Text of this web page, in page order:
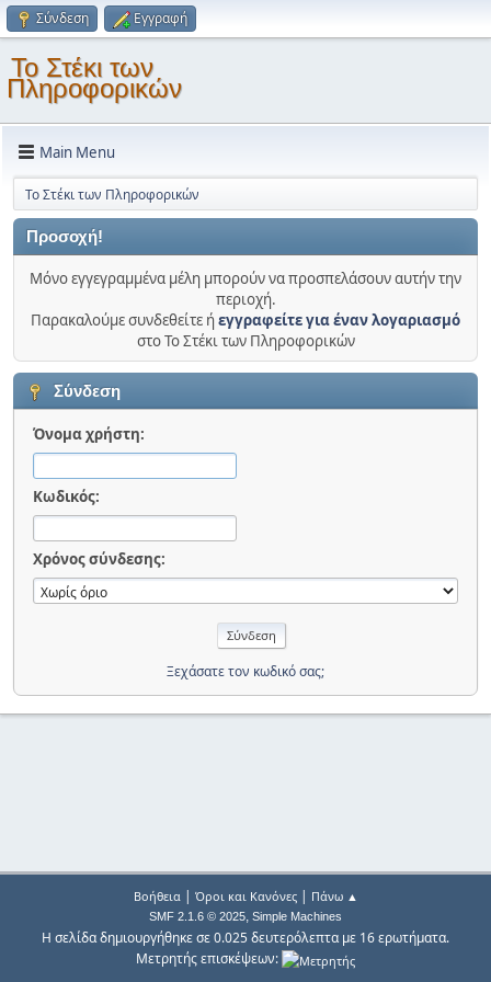
Σύνδεση Εγγραφή
Το Στέκι των
Πληροφορικών
Main Menu
Το Στέκι των Πληροφορικών
Προσοχή!
Μόνο εγγεγραμμένα μέλη μπορούν να προσπελάσουν αυτήν την
περιοχή.
Παρακαλούμε συνδεθείτε ήεγγραφείτε για έναν λογαριασμό
στο Το Στέκι των Πληροφορικών
Σύνδεση
Όνομα χρήστη:
Κωδικός:
Χρόνος σύνδεσης:
Ξεχάσατε τον κωδικό σας;
Βοήθεια| Όροι και Κανόνες| Πάνω ▲
SMF 2.1.6 © 2025, Simple Machines
Η σελίδα δημιουργήθηκε σε 0.025 δευτερόλεπτα με 16 ερωτήματα.
Μετρητής επισκέψεων: